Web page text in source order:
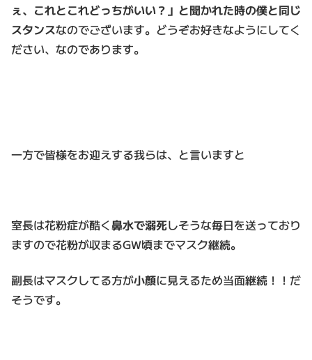
ぇ、これとこれどっちがいい？」と聞かれた時の僕と同じ
スタンスなのでございます。どうぞお好きなようにしてく
ださい、なのであります。
一方で皆様をお迎えする我らは、と言いますと
室長は花粉症が酷く鼻水で溺死しそうな毎日を送っており
ますので花粉が収まるGW頃までマスク継続。
副長はマスクしてる方が小顔に見えるため当面継続！！だ
そうです。